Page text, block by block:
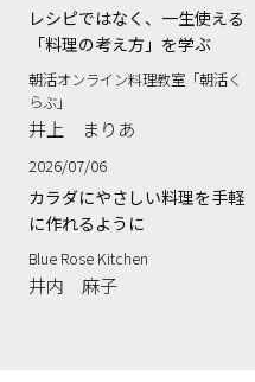
レシピではなく、一生使える
「料理の考え方」を学ぶ
朝活オンライン料理教室「朝活く
らぶ」
井上 まりあ
2026/07/06
カラダにやさしい料理を手軽
に作れるように
Blue Rose Kitchen
井内 麻子